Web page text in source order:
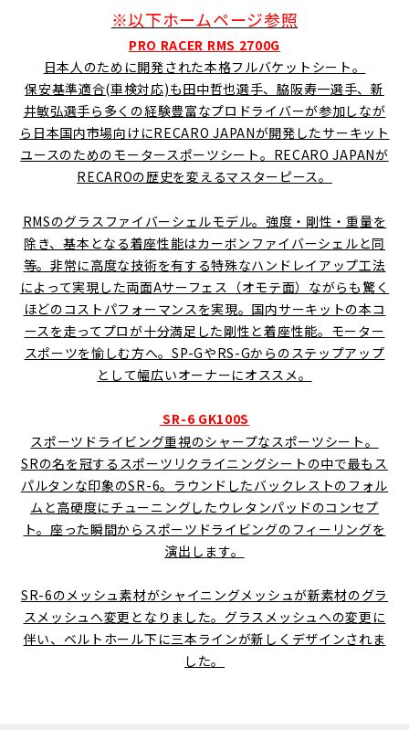
※以下ホームページ参照
PRO RACER RMS 2700G
日本人のために開発された本格フルバケットシート。
保安基準適合(車検対応)も田中哲也選手、脇阪寿一選手、新
井敏弘選手ら多くの経験豊富なプロドライバーが参加しなが
ら日本国内市場向けにRECARO JAPANが開発したサーキット
ユースのためのモータースポーツシート。RECARO JAPANが
RECAROの歴史を変えるマスターピース。
RMSのグラスファイバーシェルモデル。強度・剛性・重量を
除き、基本となる着座性能はカーボンファイバーシェルと同
等。非常に高度な技術を有する特殊なハンドレイアップ工法
によって実現した両面Aサーフェス（オモテ面）ながらも驚く
ほどのコストパフォーマンスを実現。国内サーキットの本コ
ースを走ってプロが十分満足した剛性と着座性能。モーター
スポーツを愉しむ方へ。SP-GやRS-Gからのステップアップ
として幅広いオーナーにオススメ。
SR-6 GK100S
スポーツドライビング重視のシャープなスポーツシート。
SRの名を冠するスポーツリクライニングシートの中で最もス
パルタンな印象のSR-6。ラウンドしたバックレストのフォル
ムと高硬度にチューニングしたウレタンパッドのコンセプ
ト。座った瞬間からスポーツドライビングのフィーリングを
演出します。
SR-6のメッシュ素材がシャイニングメッシュが新素材のグラ
スメッシュへ変更となりました。グラスメッシュへの変更に
伴い、ベルトホール下に三本ラインが新しくデザインされま
した。